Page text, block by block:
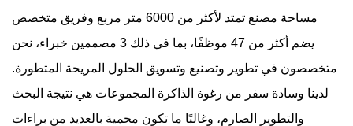
مساحة مصنع تمتد لأكثر من 6000 متر مربع وفريق متخصص
يضم أكثر من 47 موظفًا، بما في ذلك 3 مصممين خبراء، نحن
متخصصون في تطوير وتصنيع وتسويق الحلول المريحة المتطورة.
لدينا وسادة سفر من رغوة الذاكرة المجموعات هي نتيجة البحث
والتطوير الصارم، وغالبًا ما تكون محمية بالعديد من براءات